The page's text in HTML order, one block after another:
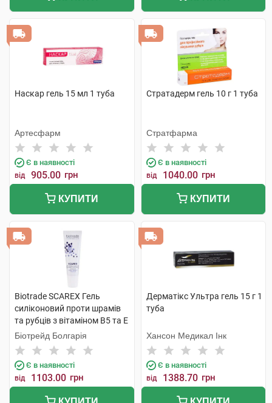
Наскар гель 15 мл 1 туба
Артесфарм
Є в наявності
від 905.00 грн
КУПИТИ
Стратадерм гель 10 г 1 туба
Стратфарма
Є в наявності
від 1040.00 грн
КУПИТИ
Biotrade SCAREX Гель
силіконовий проти шрамів
та рубців з вітаміном В5 та Е
15 мл 1 туба
Біотрейд Болгарія
Є в наявності
від 1103.00 грн
Дерматікс Ультра гель 15 г 1
туба
Хансон Медикал Інк
Є в наявності
від 1388.70 грн